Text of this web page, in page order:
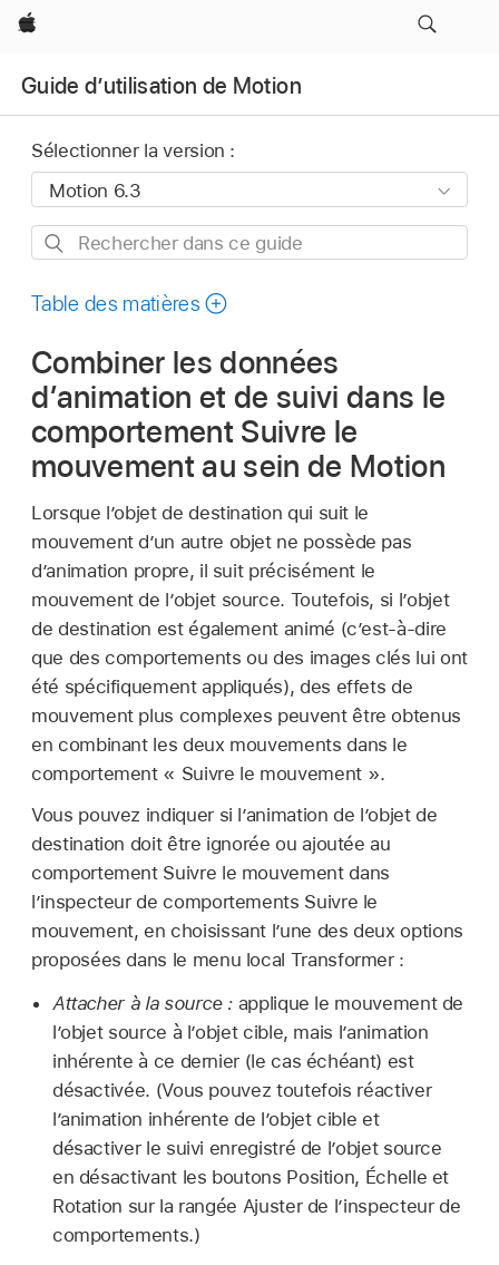
Apple
Guide d’utilisation de Motion
Sélectionner la version :
Rechercher
ce
Table des matières
Combiner les données
d’animation et de suivi dans le
comportement Suivre le
mouvement au sein de Motion
Lorsque l’objet de destination qui suit le
mouvement d’un autre objet ne possède pas
d’animation propre, il suit précisément le
mouvement de l’objet source. Toutefois, si l’objet
de destination est également animé (c’est-à-dire
que des comportements ou des images clés lui ont
été spécifiquement appliqués), des effets de
mouvement plus complexes peuvent être obtenus
en combinant les deux mouvements dans le
comportement « Suivre le mouvement ».
Vous pouvez indiquer si l’animation de l’objet de
destination doit être ignorée ou ajoutée au
comportement Suivre le mouvement dans
l’inspecteur de comportements Suivre le
mouvement, en choisissant l’une des deux options
proposées dans le menu local Transformer :
Attacher à la source : applique le mouvement de
l’objet source à l’objet cible, mais l’animation
inhérente à ce dernier (le cas échéant) est
désactivée. (Vous pouvez toutefois réactiver
l’animation inhérente de l’objet cible et
désactiver le suivi enregistré de l’objet source
en désactivant les boutons Position, Échelle et
Rotation sur la rangée Ajuster de l’inspecteur de
comportements.)